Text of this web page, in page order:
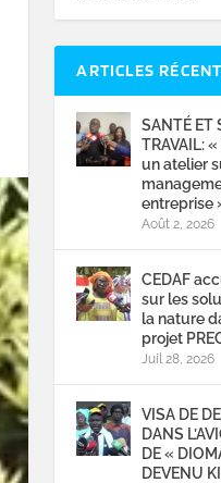
ARTICLES
SANTÉ ET
TRAVAIL:
un atelier
entreprise
Août 2, 2026
CEDAF
sur les
la nature
projet
Juil 28, 2026
VISA DE
DANS
DE «
DEVENU